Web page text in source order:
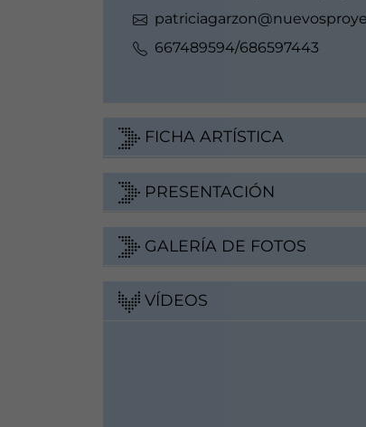
667489594/686597443
FICHA ARTÍSTICA
PRESENTACIÓN
GALERÍA DE FOTOS
VÍDEOS